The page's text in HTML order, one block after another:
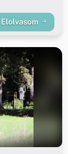
Elolvasom